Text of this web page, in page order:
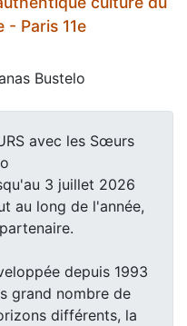
- Paris 11e
Bustelo
avec les Sœurs
3 juillet 2026
au long de l'année,
depuis 1993
grand nombre de
différents, la